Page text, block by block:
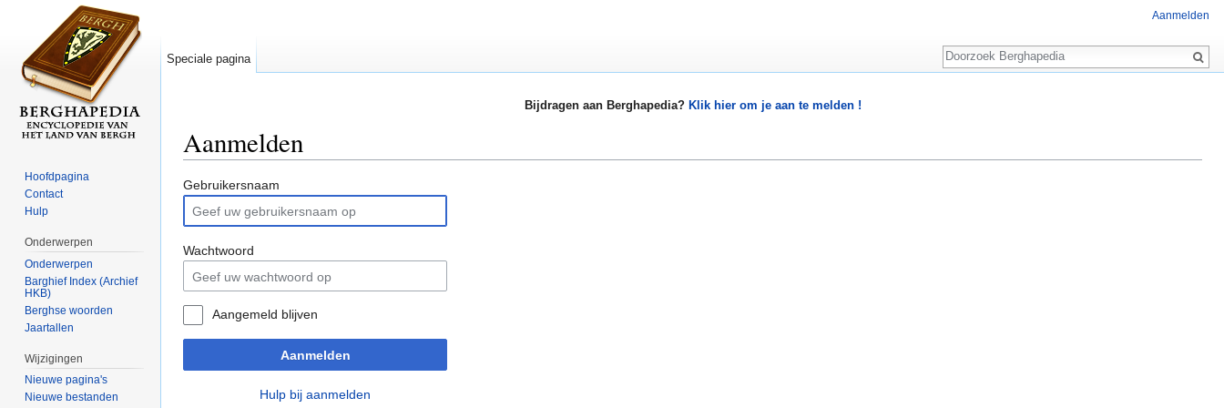
Bijdragen aan Berghapedia? Klik hier om je aan te melden !
Aanmelden
Gebruikersnaam
Wachtwoord
Aangemeld blijven
Aanmelden
Hulp bij aanmelden
Aanmelden
Speciale pagina
Zoeken
Hoofdpagina
Contact
Hulp
Onderwerpen
Onderwerpen
Barghief Index (Archief
HKB)
Berghse woorden
Jaartallen
Wijzigingen
Nieuwe pagina's
Nieuwe bestanden